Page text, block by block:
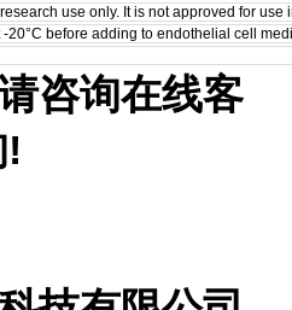
use only. It is not approved for
-20°C before adding to endothelial cell
咨询在线客